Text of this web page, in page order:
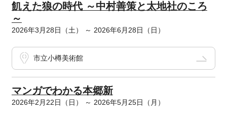
飢えた狼の時代 ～中村善策と太地社のころ
～
2026年3月28日（土） ～ 2026年6月28日（日）
市立小樽美術館
マンガでわかる本郷新
2026年2月22日（日） ～ 2026年5月25日（月）